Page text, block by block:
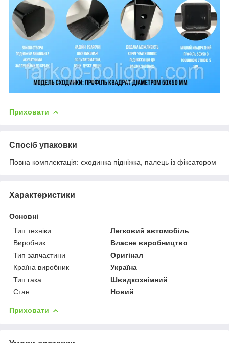
Приховати
Спосіб упаковки
Повна комплектація: сходинка підніжка, палець із фіксатором
Характеристики
Основні
Тип техніки
Легковий автомобіль
Виробник
Власне виробництво
Тип запчастини
Оригінал
Країна виробник
Україна
Тип гака
Швидкознімний
Стан
Новий
Приховати